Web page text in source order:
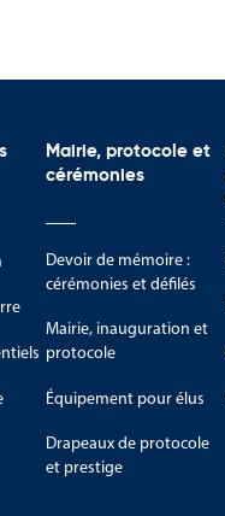
Mairie, protocole et
cérémonies
Devoir de mémoire :
cérémonies et défilés
Mairie, inauguration et
protocole
Équipement pour élus
Drapeaux de protocole
et prestige